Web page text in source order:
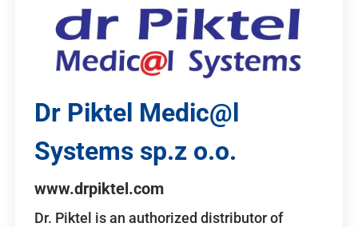
Dr Piktel Medic@l
Systems sp.z o.o.
www.drpiktel.com
Dr. Piktel is an authorized distributor of